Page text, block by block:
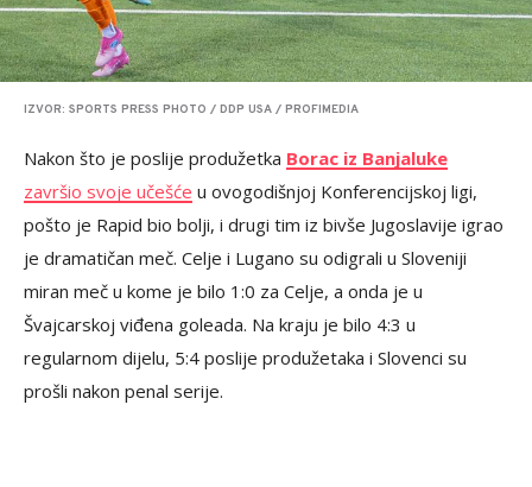
IZVOR: SPORTS PRESS PHOTO / DDP USA / PROFIMEDIA
Nakon što je poslije produžetka Borac iz Banjaluke
završio svoje učešće u ovogodišnjoj Konferencijskoj ligi,
pošto je Rapid bio bolji, i drugi tim iz bivše Jugoslavije igrao
je dramatičan meč. Celje i Lugano su odigrali u Sloveniji
miran meč u kome je bilo 1:0 za Celje, a onda je u
Švajcarskoj viđena goleada. Na kraju je bilo 4:3 u
regularnom dijelu, 5:4 poslije produžetaka i Slovenci su
prošli nakon penal serije.